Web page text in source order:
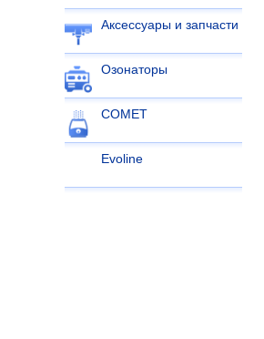
Аксессуары и запчасти
Озонаторы
COMET
Evoline